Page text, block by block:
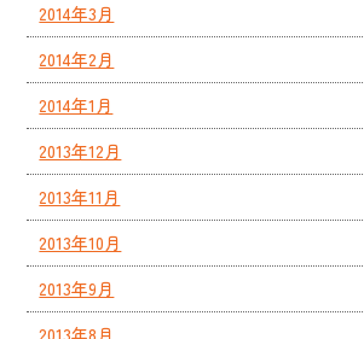
2014年3月
2014年2月
2014年1月
2013年12月
2013年11月
2013年10月
2013年9月